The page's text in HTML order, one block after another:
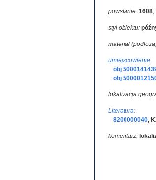
powstanie: 1608,
styl obiektu:
materiał
umiejscowienie:
obj
obj
lokalizacja
Literatura:
8200000040,
komentarz: